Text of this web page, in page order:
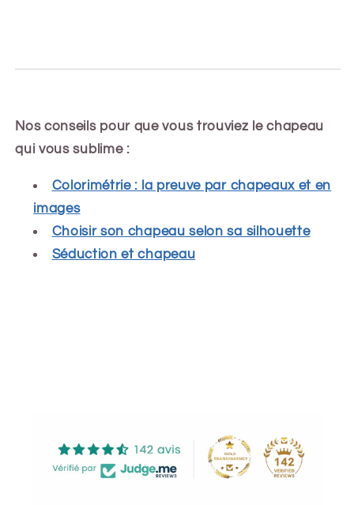
Nos conseils pour que vous trouviez le chapeau
qui vous sublime :
Colorimétrie : la preuve par chapeaux et en
images
Choisir son chapeau selon sa silhouette
Séduction et chapeau